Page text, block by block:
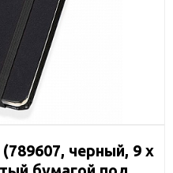
черный, 9 х